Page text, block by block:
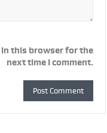
in this browser for the
next time I comment.